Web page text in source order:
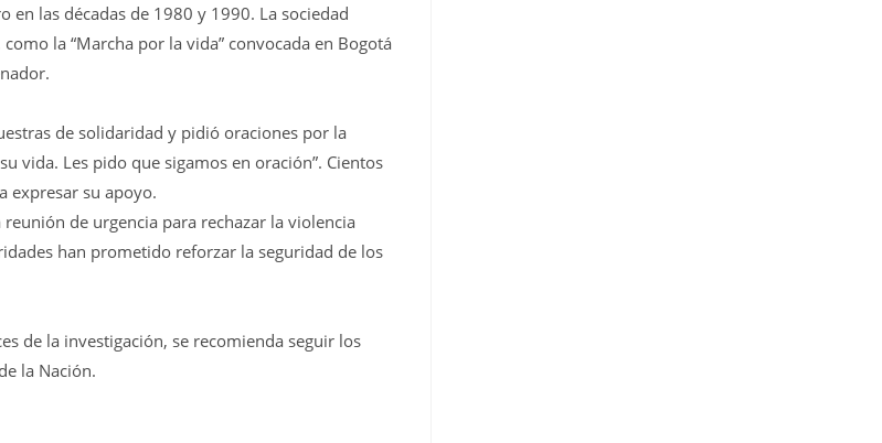
en las décadas de 1980 y 1990. La sociedad
la “Marcha por la vida” convocada en Bogotá
de solidaridad y pidió oraciones por la
vida. Les pido que sigamos en oración”. Cientos
expresar su apoyo.
de urgencia para rechazar la violencia
han prometido reforzar la seguridad de los
de la investigación, se recomienda seguir los
la Nación.